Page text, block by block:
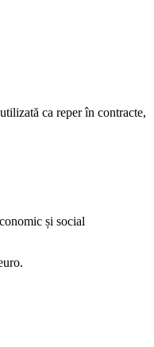
ca reper în contracte,
și social